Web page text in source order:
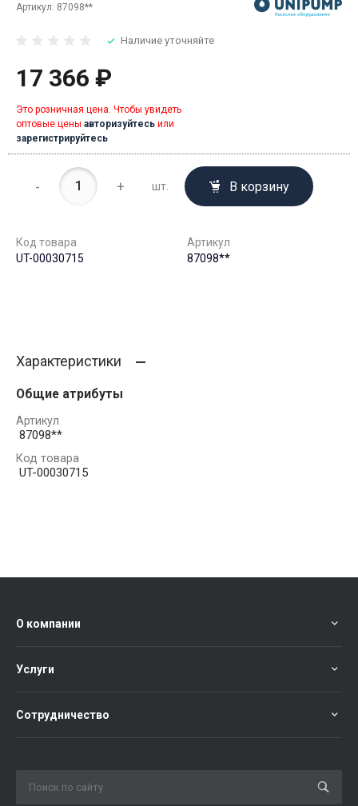
Артикул: 87098**
Наличие уточняйте
17 366 ₽
Это розничная цена. Чтобы увидеть
оптовые цены авторизуйтесь или
зарегистрируйтесь
- + шт. В корзину
Код товара
UT-00030715
Артикул
87098**
Характеристики
Общие атрибуты
Артикул
87098**
Код товара
UT-00030715
О компании
Услуги
Сотрудничество